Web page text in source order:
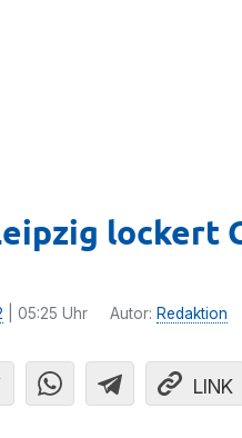
lockert
| 05:25 Uhr Autor: Redaktion
LINK